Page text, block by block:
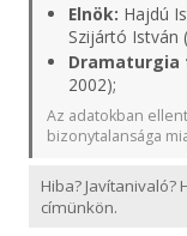
Elnök: Hajdú
Szijártó István
Dramaturgia
2002);
Az adatokban
bizonytalansága
Hiba? Javítanivaló?
címünkön.